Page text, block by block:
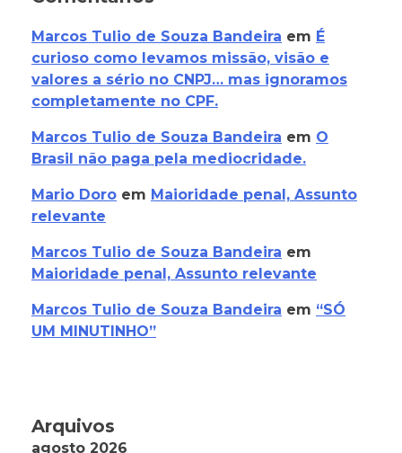
Marcos Tulio de Souza Bandeira em É
curioso como levamos missão, visão e
valores a sério no CNPJ… mas ignoramos
completamente no CPF.
Marcos Tulio de Souza Bandeira em O
Brasil não paga pela mediocridade.
Mario Doro em Maioridade penal, Assunto
relevante
Marcos Tulio de Souza Bandeira em
Maioridade penal, Assunto relevante
Marcos Tulio de Souza Bandeira em “SÓ
UM MINUTINHO”
Arquivos
agosto 2026